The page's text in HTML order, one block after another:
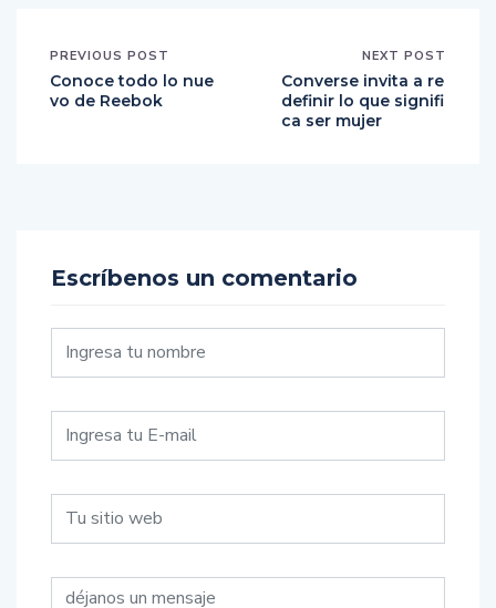
PREVIOUS POST
Conoce todo lo nue
vo de Reebok
NEXT POST
Converse invita a re
definir lo que signifi
ca ser mujer
Escríbenos un comentario